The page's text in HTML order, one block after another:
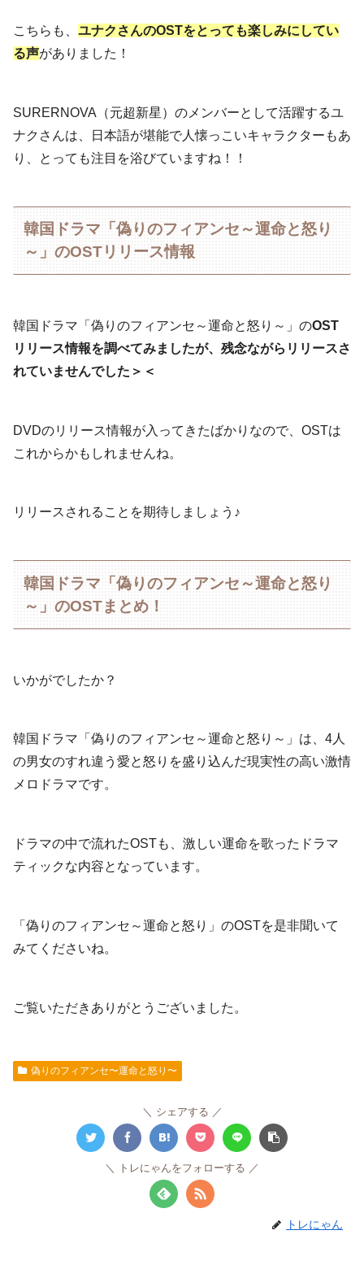
こちらも、 ユナクさんのOSTをとっても楽しみにしてい
る声がありました！
SURERNOVA（元超新星）のメンバーとして活躍するユ
ナクさんは、日本語が堪能で人懐っこいキャラクターもあ
り、とっても注目を浴びていますね！！
韓国ドラマ「偽りのフィアンセ～運命と怒り
～」のOSTリリース情報
韓国ドラマ「偽りのフィアンセ～運命と怒り～」のOST
リリース情報を調べてみましたが、残念ながらリリースさ
れていませんでした＞＜
DVDのリリース情報が入ってきたばかりなので、OSTは
これからかもしれませんね。
リリースされることを期待しましょう♪
韓国ドラマ「偽りのフィアンセ～運命と怒り
～」のOSTまとめ！
いかがでしたか？
韓国ドラマ「偽りのフィアンセ～運命と怒り～」は、4人
の男女のすれ違う愛と怒りを盛り込んだ現実性の高い激情
メロドラマです。
ドラマの中で流れたOSTも、激しい運命を歌ったドラマ
ティックな内容となっています。
「偽りのフィアンセ～運命と怒り」のOSTを是非聞いて
みてくださいね。
ご覧いただきありがとうございました。
偽りのフィアンセ〜運命と怒り〜
シェアする
トレにゃんをフォローする
トレにゃん